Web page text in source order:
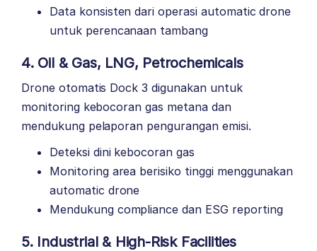
Data konsisten dari operasi automatic drone
untuk perencanaan tambang
4. Oil & Gas, LNG, Petrochemicals
Drone otomatis Dock 3 digunakan untuk
monitoring kebocoran gas metana dan
mendukung pelaporan pengurangan emisi.
Deteksi dini kebocoran gas
Monitoring area berisiko tinggi menggunakan
automatic drone
Mendukung compliance dan ESG reporting
5. Industrial & High-Risk Facilities